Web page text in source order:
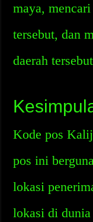
maya,
tersebut, dan
daerah
Kode pos
pos ini
lokasi
lokasi di